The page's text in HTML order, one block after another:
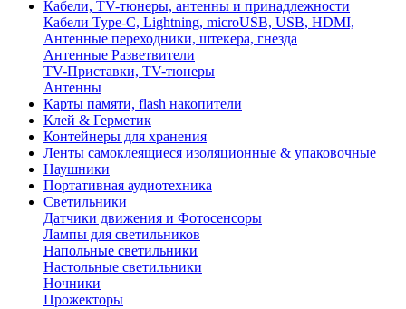
Кабели, TV-тюнеры, антенны и принадлежности
Кабели Type-C, Lightning, microUSB, USB, HDMI,
Антенные переходники, штекера, гнезда
Антенные Разветвители
TV-Приставки, TV-тюнеры
Антенны
Карты памяти, flash накопители
Клей & Герметик
Контейнеры для хранения
Ленты самоклеящиеся изоляционные & упаковочные
Наушники
Портативная аудиотехника
Светильники
Датчики движения и Фотосенсоры
Лампы для светильников
Напольные светильники
Настольные светильники
Ночники
Прожекторы